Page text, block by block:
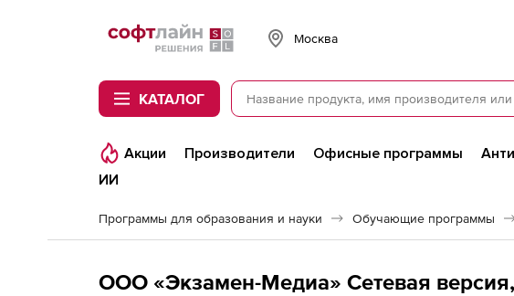
Softline
Москва
КАТАЛОГ
Акции Производители Офисные программы
ИИ
Программы для образования и науки Обучающие программы
ООО «Экзамен-Медиа» Сетевая